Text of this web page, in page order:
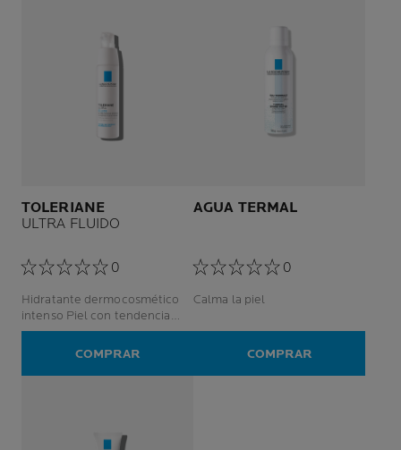
TOLERIANE
ULTRA FLUIDO
0
Hidratante dermocosmético
intenso Piel con tendencia
alérgica o muy sensible
COMPRAR
AGUA TERMAL
0
Calma la piel
COMPRAR